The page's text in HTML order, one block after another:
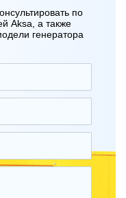
по
Aksa, а также
генератора